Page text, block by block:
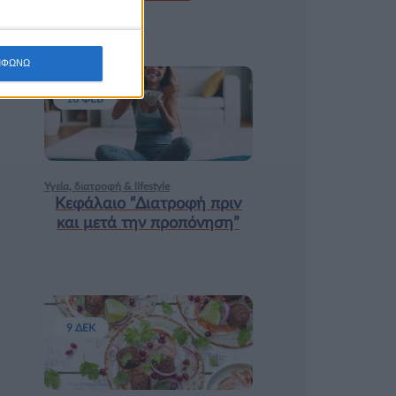
Υγεία, διατροφή & lifestyle
Κεφάλαιο “Διατροφή πριν
και μετά την προπόνηση”
18 ΦΕΒ
9 ΔΕΚ